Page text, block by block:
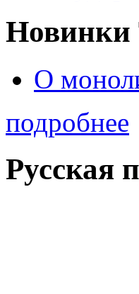
Новинки
О
подробнее
Русская